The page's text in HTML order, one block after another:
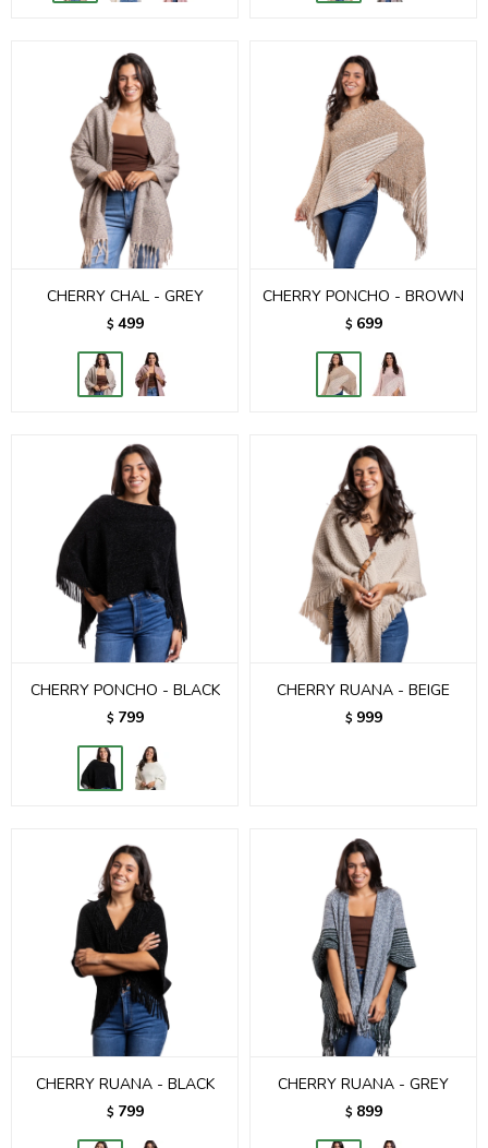
CHERRY CHAL - GREY
$ 499
CHERRY PONCHO - BROWN
$ 699
CHERRY PONCHO - BLACK
$ 799
CHERRY RUANA - BEIGE
$ 999
CHERRY RUANA - BLACK
$ 799
CHERRY RUANA - GREY
$ 899